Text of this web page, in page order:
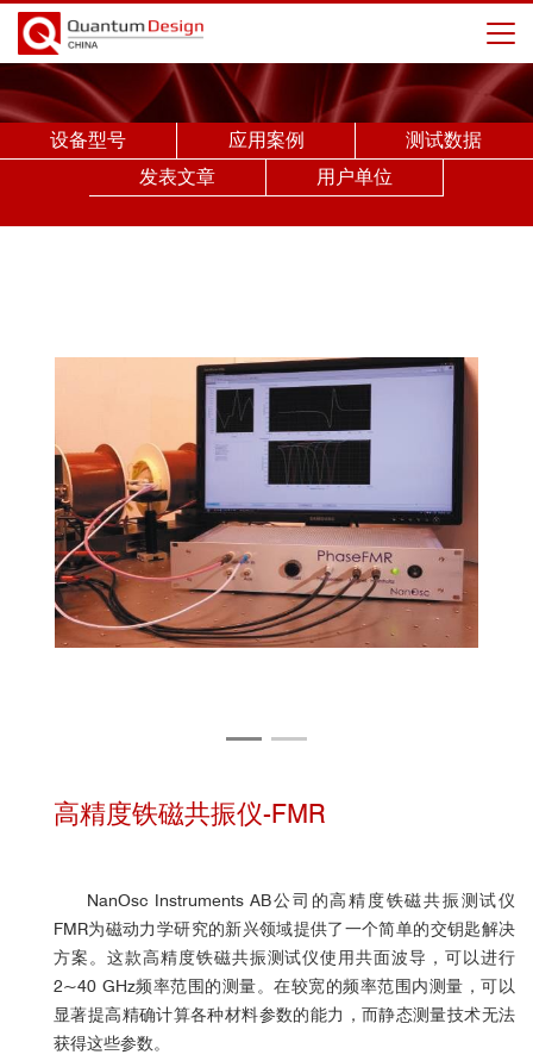
设备型号 应用案例
测试数据
发表文章
用户单位
高精度铁磁共振仪-FMR
NanOsc Instruments AB公司的高精度铁磁共振测试仪
FMR为磁动力学研究的新兴领域提供了一个简单的交钥匙解决
方案。这款高精度铁磁共振测试仪使用共面波导，可以进行
2~40 GHz频率范围的测量。在较宽的频率范围内测量，可以
显著提高精确计算各种材料参数的能力，而静态测量技术无法
获得这些参数。